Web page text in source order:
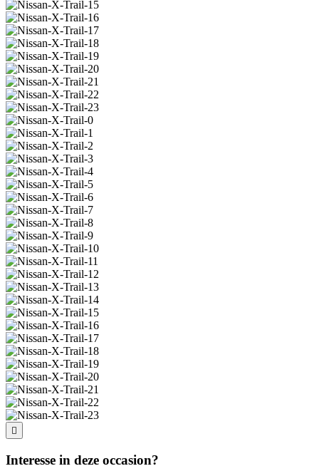
Interesse in deze occasion?